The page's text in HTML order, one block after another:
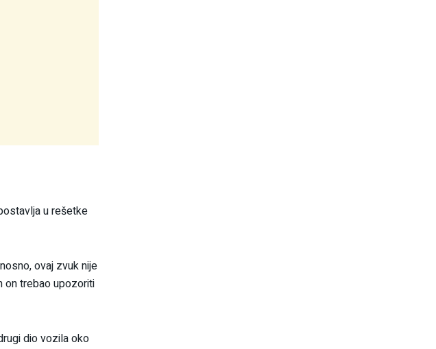
u rešetke
ovaj zvuk nije
on trebao upozoriti
dio vozila oko